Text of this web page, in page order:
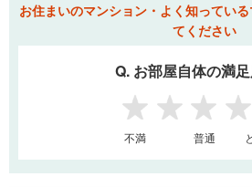
お住まいのマンション・よく知ってい
てください
Q. お部屋自体の満
1 2 3 4
不満 普通